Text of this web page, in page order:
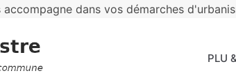
dans vos démarches
PLU